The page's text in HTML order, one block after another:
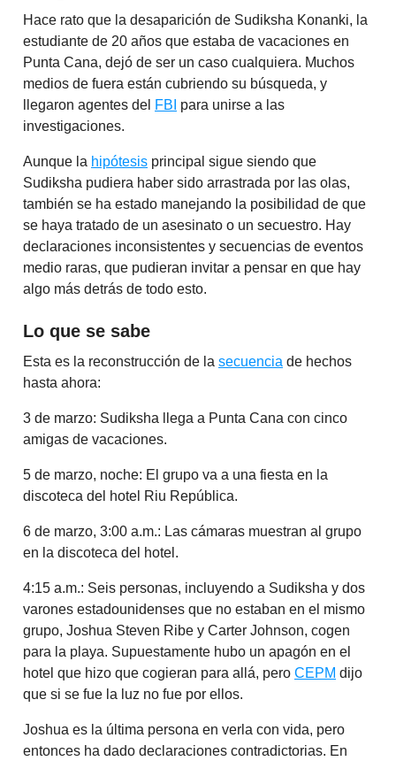
Hace rato que la desaparición de Sudiksha Konanki, la
estudiante de 20 años que estaba de vacaciones en
Punta Cana, dejó de ser un caso cualquiera. Muchos
medios de fuera están cubriendo su búsqueda, y
llegaron agentes del FBI para unirse a las
investigaciones.
Aunque la hipótesis principal sigue siendo que
Sudiksha pudiera haber sido arrastrada por las olas,
también se ha estado manejando la posibilidad de que
se haya tratado de un asesinato o un secuestro. Hay
declaraciones inconsistentes y secuencias de eventos
medio raras, que pudieran invitar a pensar en que hay
algo más detrás de todo esto.
Lo que se sabe
Esta es la reconstrucción de la secuencia de hechos
hasta ahora:
3 de marzo: Sudiksha llega a Punta Cana con cinco
amigas de vacaciones.
5 de marzo, noche: El grupo va a una fiesta en la
discoteca del hotel Riu República.
6 de marzo, 3:00 a.m.: Las cámaras muestran al grupo
en la discoteca del hotel.
4:15 a.m.: Seis personas, incluyendo a Sudiksha y dos
varones estadounidenses que no estaban en el mismo
grupo, Joshua Steven Ribe y Carter Johnson, cogen
para la playa. Supuestamente hubo un apagón en el
hotel que hizo que cogieran para allá, pero CEPM dijo
que si se fue la luz no fue por ellos.
Joshua es la última persona en verla con vida, pero
entonces ha dado declaraciones contradictorias. En